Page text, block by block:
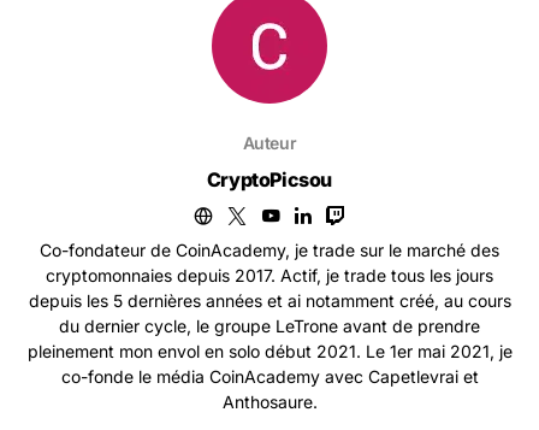
Auteur
CryptoPicsou
Co-fondateur de CoinAcademy, je trade sur le marché des
cryptomonnaies depuis 2017. Actif, je trade tous les jours
depuis les 5 dernières années et ai notamment créé, au cours
du dernier cycle, le groupe LeTrone avant de prendre
pleinement mon envol en solo début 2021. Le 1er mai 2021, je
co-fonde le média CoinAcademy avec Capetlevrai et
Anthosaure.